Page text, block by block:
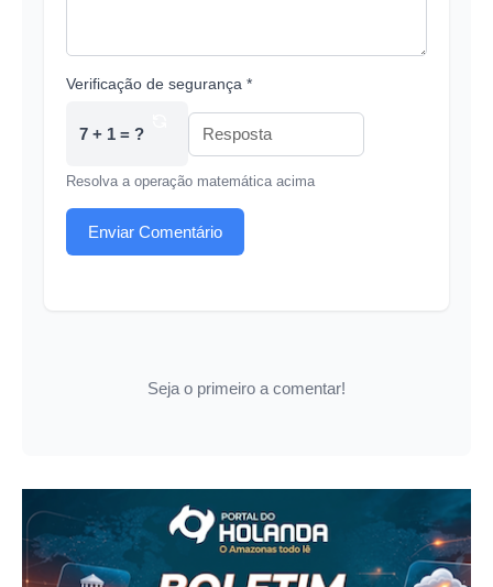
Verificação de segurança *
7 + 1 = ?
Resolva a operação matemática acima
Enviar Comentário
Seja o primeiro a comentar!